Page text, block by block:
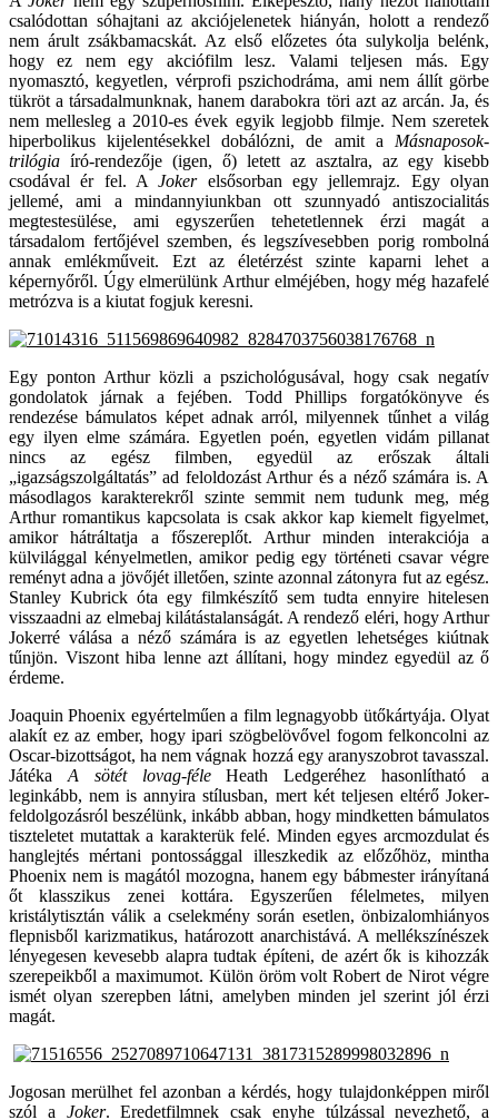
csalódottan sóhajtani az akciójelenetek hiányán, holott a rendező
nem árult zsákbamacskát. Az első előzetes óta sulykolja belénk,
hogy ez nem egy akciófilm lesz. Valami teljesen más. Egy
nyomasztó, kegyetlen, vérprofi pszichodráma, ami nem állít görbe
tükröt a társadalmunknak, hanem darabokra töri azt az arcán. Ja, és
nem mellesleg a 2010-es évek egyik legjobb filmje. Nem szeretek
hiperbolikus kijelentésekkel dobálózni, de amit a Másnaposok-
trilógia író-rendezője (igen, ő) letett az asztalra, az egy kisebb
csodával ér fel. AJoker elsősorban egy jellemrajz. Egy olyan
jellemé, ami a mindannyiunkban ott szunnyadó antiszocialitás
megtestesülése, ami egyszerűen tehetetlennek érzi magát a
társadalom fertőjével szemben, és legszívesebben porig rombolná
annak emlékműveit. Ezt az életérzést szinte kaparni lehet a
képernyőről. Úgy elmerülünk Arthur elméjében, hogy még hazafelé
metrózva is a kiutat fogjuk keresni.
Egy ponton Arthur közli a pszichológusával, hogy csak negatív
gondolatok járnak a fejében. Todd Phillips forgatókönyve és
rendezése bámulatos képet adnak arról, milyennek tűnhet a világ
egy ilyen elme számára. Egyetlen poén, egyetlen vidám pillanat
nincs az egész filmben, egyedül az erőszak általi
„igazságszolgáltatás” ad feloldozást Arthur és a néző számára is. A
másodlagos karakterekről szinte semmit nem tudunk meg, még
Arthur romantikus kapcsolata is csak akkor kap kiemelt figyelmet,
amikor hátráltatja a főszereplőt. Arthur minden interakciója a
külvilággal kényelmetlen, amikor pedig egy történeti csavar végre
reményt adna a jövőjét illetően, szinte azonnal zátonyra fut az egész.
Stanley Kubrick óta egy filmkészítő sem tudta ennyire hitelesen
visszaadni az elmebaj kilátástalanságát. A rendező eléri, hogy Arthur
Jokerré válása a néző számára is az egyetlen lehetséges kiútnak
tűnjön. Viszont hiba lenne azt állítani, hogy mindez egyedül az ő
érdeme.
Joaquin Phoenix egyértelműen a film legnagyobb ütőkártyája. Olyat
alakít ez az ember, hogy ipari szögbelövővel fogom felkoncolni az
Oscar-bizottságot, ha nem vágnak hozzá egy aranyszobrot tavasszal.
Játéka A sötét lovag-féleHeath Ledgeréhez hasonlítható a
leginkább, nem is annyira stílusban, mert két teljesen eltérő Joker-
feldolgozásról beszélünk, inkább abban, hogy mindketten bámulatos
tiszteletet mutattak a karakterük felé. Minden egyes arcmozdulat és
hanglejtés mértani pontossággal illeszkedik az előzőhöz, mintha
Phoenix nem is magától mozogna, hanem egy bábmester irányítaná
őt klasszikus zenei kottára. Egyszerűen félelmetes, milyen
kristálytisztán válik a cselekmény során esetlen, önbizalomhiányos
flepnisből karizmatikus, határozott anarchistává. A mellékszínészek
lényegesen kevesebb alapra tudtak építeni, de azért ők is kihozzák
szerepeikből a maximumot. Külön öröm volt Robert de Nirot végre
ismét olyan szerepben látni, amelyben minden jel szerint jól érzi
magát.
Jogosan merülhet fel azonban a kérdés, hogy tulajdonképpen miről
szól a Joker. Eredetfilmnek csak enyhe túlzással nevezhető, a